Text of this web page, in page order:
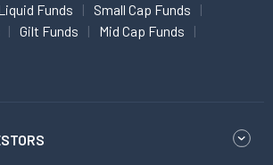
Funds
Small Cap Funds
Gilt Funds
Mid Cap Funds